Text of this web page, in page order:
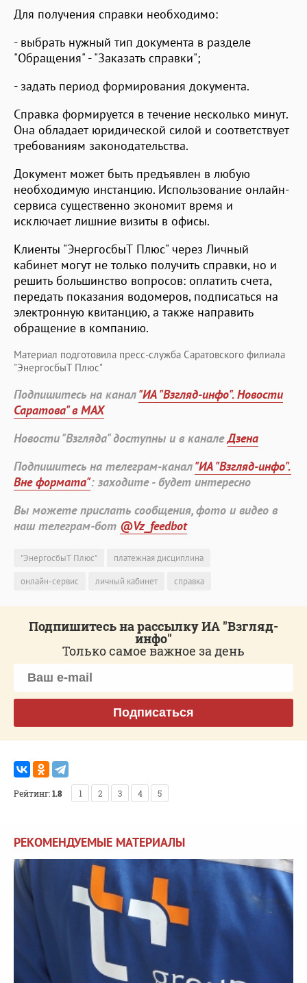
Для получения справки необходимо:
- выбрать нужный тип документа в разделе
"Обращения" - "Заказать справки";
- задать период формирования документа.
Справка формируется в течение несколько минут.
Она обладает юридической силой и соответствует
требованиям законодательства.
Документ может быть предъявлен в любую
необходимую инстанцию. Использование онлайн-
сервиса существенно экономит время и
исключает лишние визиты в офисы.
Клиенты "ЭнергосбыТ Плюс" через Личный
кабинет могут не только получить справки, но и
решить большинство вопросов: оплатить счета,
передать показания водомеров, подписаться на
электронную квитанцию, а также направить
обращение в компанию.
Материал подготовила пресс-служба Саратовского филиала
"ЭнергосбыТ Плюс"
Подпишитесь на канал"ИА "Взгляд-инфо". Новости
Саратова" в MAX
Новости "Взгляда" доступны и в каналеДзена
Подпишитесь на телеграм-канал"ИА "Взгляд-инфо".
Вне формата": заходите - будет интересно
Вы можете прислать сообщения, фото и видео в
наш телеграм-бот @Vz_feedbot
"ЭнергосбыТ Плюс"
платежная дисциплина
онлайн-сервис
личный кабинет справка
Подпишитесь на рассылку ИА "Взгляд-
инфо"
Только самое важное за день
Подписаться
Рейтинг:1.8 1 2 3 4 5
РЕКОМЕНДУЕМЫЕ МАТЕРИАЛЫ